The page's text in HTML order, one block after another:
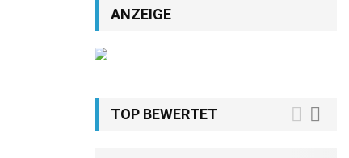
ANZEIGE
TOP BEWERTET